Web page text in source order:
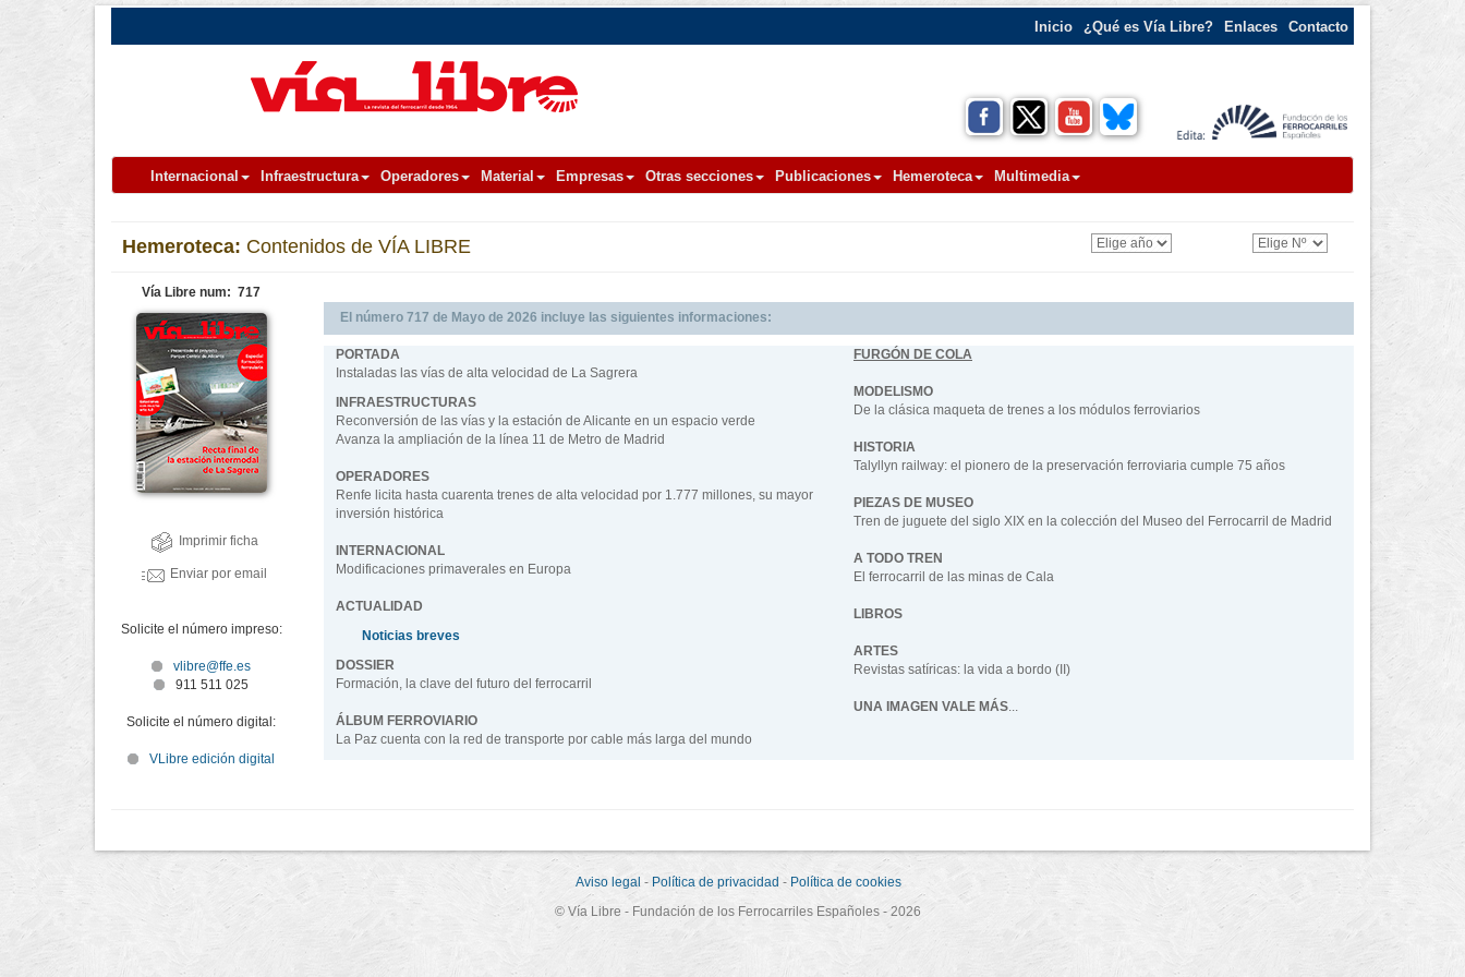
Inicio ¿Qué es Vía Libre? Enlaces Contacto
Internacional Infraestructura Operadores Material Empresas Otras secciones Publicaciones Hemeroteca Multimedia
Hemeroteca: Contenidos de VÍA LIBRE
Vía Libre num: 717
Imprimir ficha
Enviar por email
Solicite el número impreso:
vlibre@ffe.es
911 511 025
Solicite el número digital:
VLibre edición digital
El número 717 de Mayo de 2026 incluye las siguientes informaciones:
PORTADA
Instaladas las vías de alta velocidad de La Sagrera
INFRAESTRUCTURAS
Reconversión de las vías y la estación de Alicante en un espacio verde
Avanza la ampliación de la línea 11 de Metro de Madrid
OPERADORES
Renfe licita hasta cuarenta trenes de alta velocidad por 1.777 millones, su mayor
inversión histórica
INTERNACIONAL
Modificaciones primaverales en Europa
ACTUALIDAD
Noticias breves
DOSSIER
Formación, la clave del futuro del ferrocarril
ÁLBUM FERROVIARIO
La Paz cuenta con la red de transporte por cable más larga del mundo
FURGÓN DE COLA
MODELISMO
De la clásica maqueta de trenes a los módulos ferroviarios
HISTORIA
Talyllyn railway: el pionero de la preservación ferroviaria cumple 75 años
PIEZAS DE MUSEO
Tren de juguete del siglo XIX en la colección del Museo del Ferrocarril de Madrid
A TODO TREN
El ferrocarril de las minas de Cala
LIBROS
ARTES
Revistas satíricas: la vida a bordo (II)
UNA IMAGEN VALE MÁS...
Aviso legal- Política de privacidad - Política de cookies
© Vía Libre - Fundación de los Ferrocarriles Españoles - 2026